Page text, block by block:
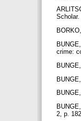
crime:
2, p.